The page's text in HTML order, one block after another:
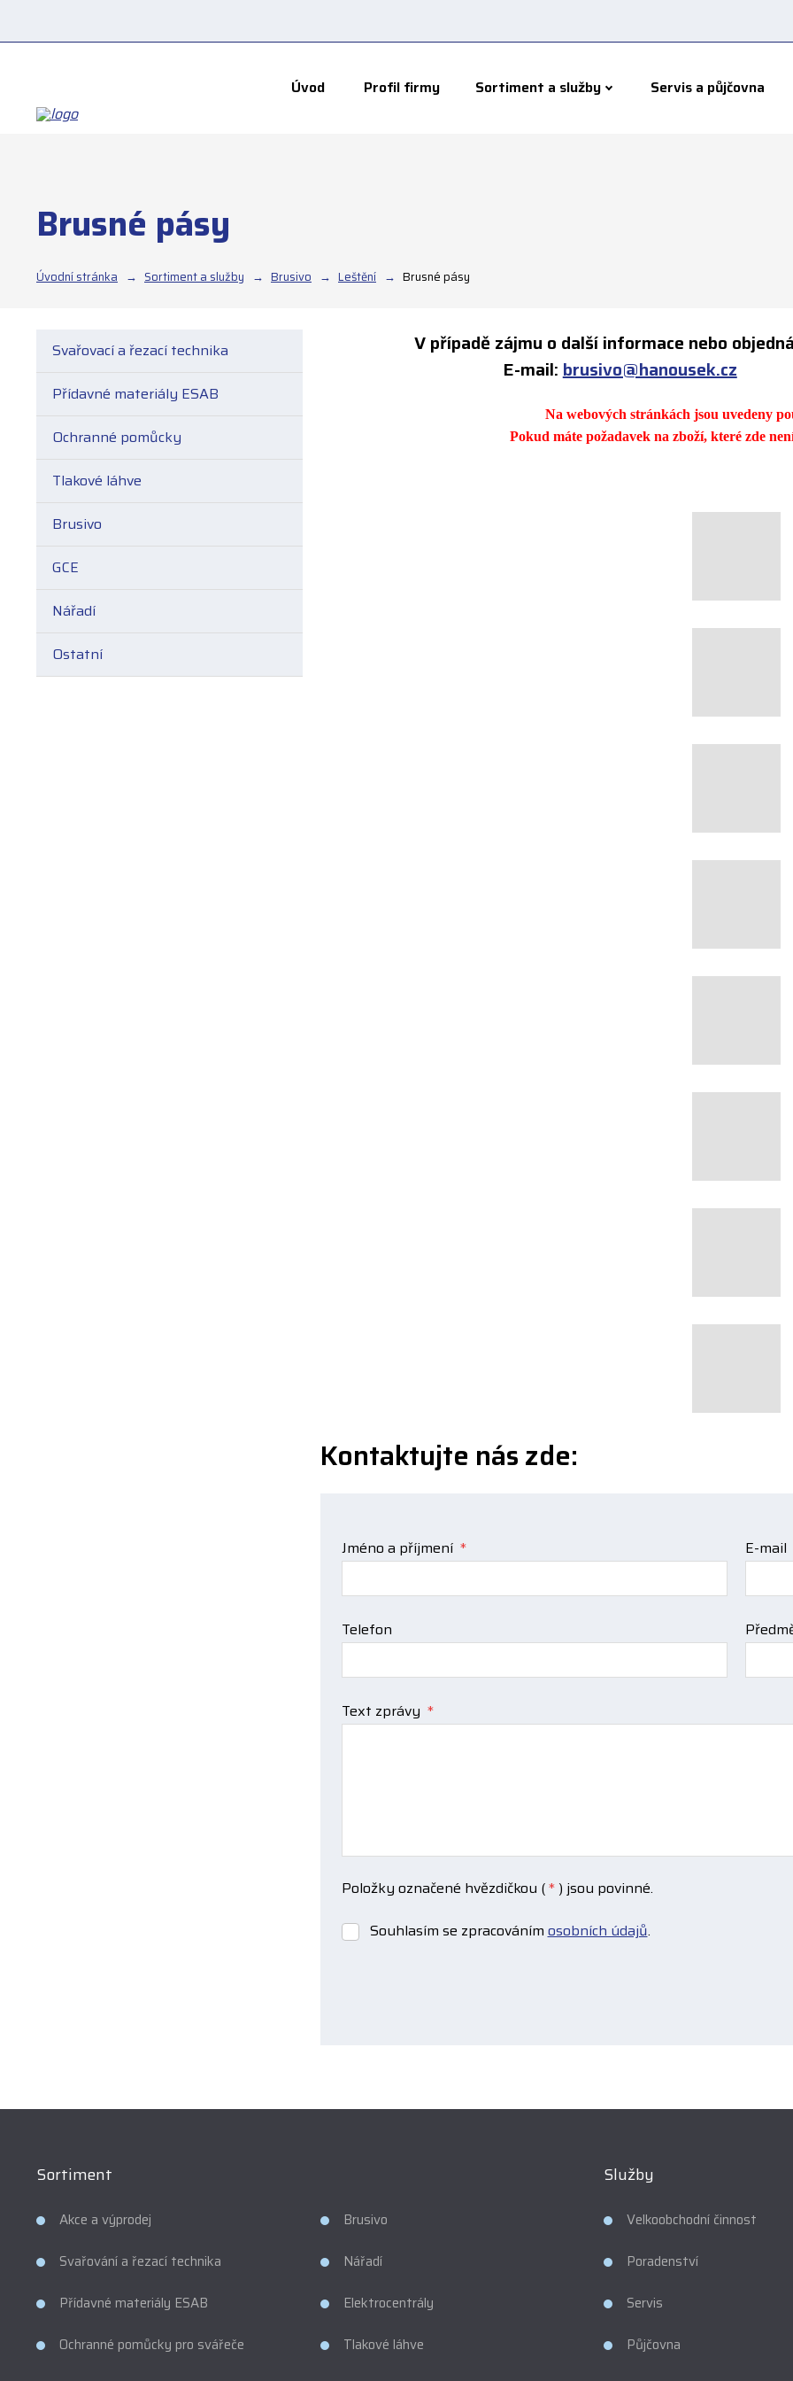
Úvod Profil firmy Sortiment a služby Servis a půjčovna
Brusné pásy
Úvodní stránka Sortiment a služby Brusivo Leštění Brusné pásy
Svařovací a řezací technika
Přídavné materiály ESAB
Ochranné pomůcky
Tlakové láhve
Brusivo
GCE
Nářadí
Ostatní
V případě zájmu o další informace nebo
E-mail:brusivo@hanousek.cz
Na webových stránkách jsou uvedeny
Pokud máte požadavek na zboží, které zde
Kontaktujte nás zde:
Jméno a příjmení *
Telefon
E-mail
Text zprávy *
Položky označené hvězdičkou (* ) jsou povinné.
Souhlasím
Souhlasím se zpracovánímosobních údajů.
Sortiment
Akce a výprodej
Svařování a řezací technika
Přídavné materiály ESAB
Ochranné pomůcky pro svářeče
Brusivo
Nářadí
Elektrocentrály
Tlakové láhve
Služby
Velkoobchodní činnost
Poradenství
Servis
Půjčovna